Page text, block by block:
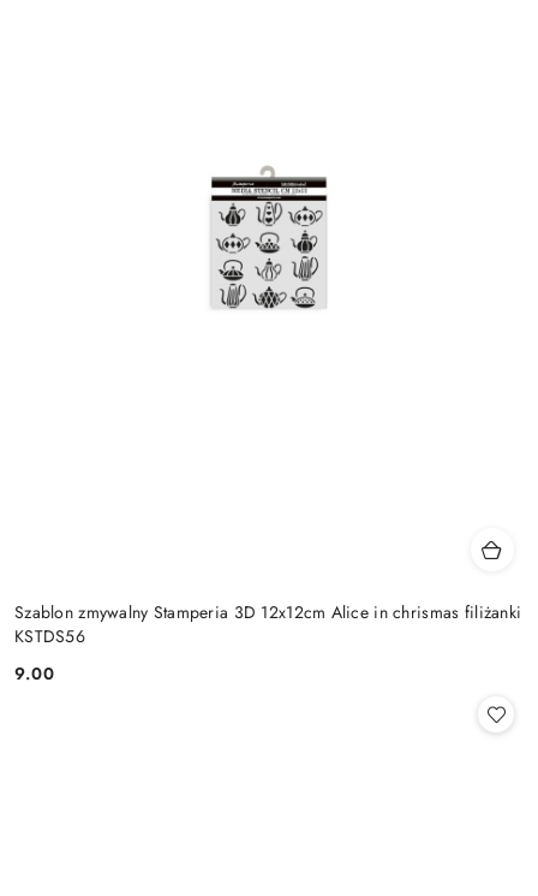
Szablon zmywalny Stamperia 3D 12x12cm Alice in chrismas filiżanki
KSTDS56
Cena:
9.00